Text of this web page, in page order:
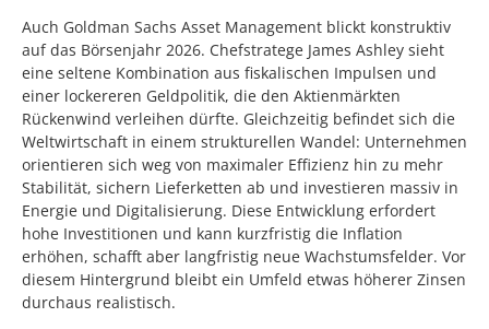
Auch Goldman Sachs Asset Management blickt konstruktiv
auf das Börsenjahr 2026. Chefstratege James Ashley sieht
eine seltene Kombination aus fiskalischen Impulsen und
einer lockereren Geldpolitik, die den Aktienmärkten
Rückenwind verleihen dürfte. Gleichzeitig befindet sich die
Weltwirtschaft in einem strukturellen Wandel: Unternehmen
orientieren sich weg von maximaler Effizienz hin zu mehr
Stabilität, sichern Lieferketten ab und investieren massiv in
Energie und Digitalisierung. Diese Entwicklung erfordert
hohe Investitionen und kann kurzfristig die Inflation
erhöhen, schafft aber langfristig neue Wachstumsfelder. Vor
diesem Hintergrund bleibt ein Umfeld etwas höherer Zinsen
durchaus realistisch.